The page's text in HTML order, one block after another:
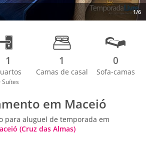
1/6
1
Suítes
1
Camas de casal
0
Sofa-camas
em Maceió
para aluguel de temporada em
(Cruz das Almas)